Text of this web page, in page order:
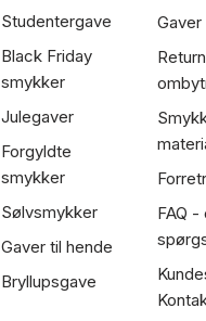
Studentergave
Black Friday
smykker
Julegaver
Forgyldte
smykker
Sølvsmykker
Gaver til hende
Bryllupsgave
FAQ